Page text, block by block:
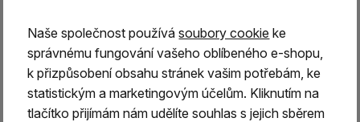
Naše společnost používásoubory cookie ke
správnému fungování vašeho oblíbeného e-shopu,
k přizpůsobení obsahu stránek vašim potřebám, ke
statistickým a marketingovým účelům. Kliknutím na
tlačítko přijímám nám udělíte souhlas s jejich sběrem